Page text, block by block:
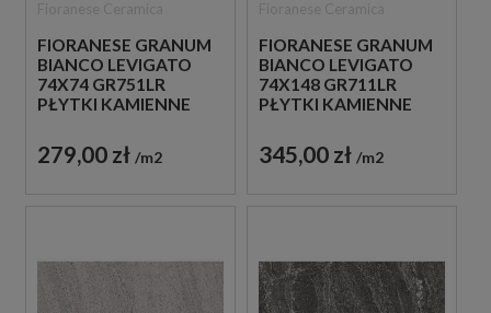
FIORANESE GRANUM
BIANCO LEVIGATO
74X74 GR751LR
PŁYTKI KAMIENNE
279,00 zł m2
FIORANESE GRANUM
BIANCO LEVIGATO
74X148 GR711LR
PŁYTKI KAMIENNE
345,00 zł m2